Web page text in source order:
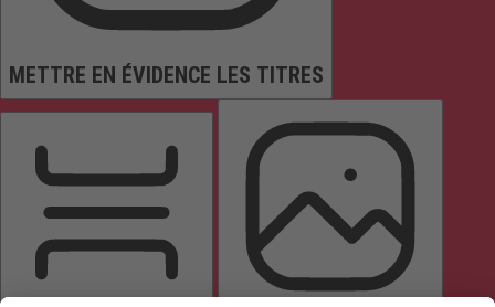
METTRE EN ÉVIDENCE LES TITRES